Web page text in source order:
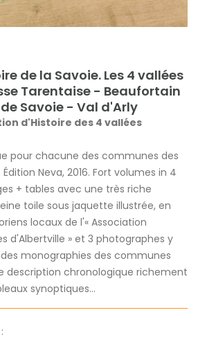
de la Savoie. Les 4 vallées
Tarentaise - Beaufortain
Savoie - Val d'Arly
d'Histoire des 4 vallées
pour chacune des communes des
Neva, 2016. Fort volumes in 4
+ tables avec une très riche
toile sous jaquette illustrée, en
locaux de l'« Association
d'Albertville » et 3 photographes y
monographies des communes
description chronologique richement
synoptiques...